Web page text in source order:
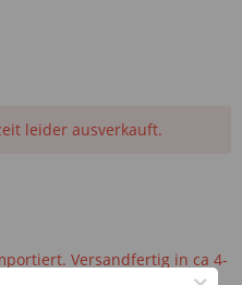
leider ausverkauft.
Versandfertig in ca 4-